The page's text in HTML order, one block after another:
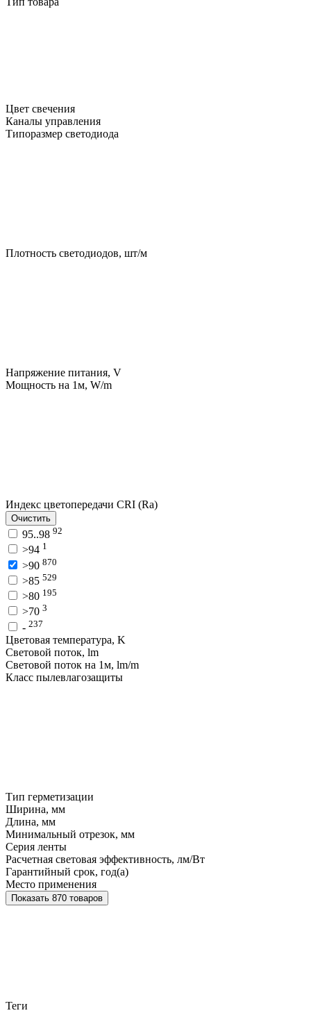
Цвет свечения
Каналы управления
Типоразмер светодиода
Плотность светодиодов, шт/м
Напряжение питания, V
Мощность на 1м, W/m
Индекс цветопередачи CRI (Ra)
Очистить
95..98 92
>94 1
>90 870
>85 529
>80 195
>70 3
- 237
Цветовая температура, K
Световой поток, lm
Световой поток на 1м, lm/m
Класс пылевлагозащиты
Тип герметизации
Ширина, мм
Длина, мм
Минимальный отрезок, мм
Серия ленты
Расчетная световая эффективность, лм/Вт
Гарантийный срок, год(а)
Место применения
Показать 870 товаров
Теги